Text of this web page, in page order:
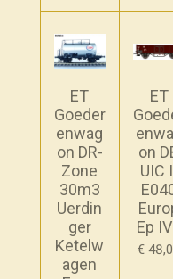
ET
Goeder
enwag
on DR-
Zone
30m3
Uerdin
ger
Ketelw
agen
ET
on
UIC
Ep
€